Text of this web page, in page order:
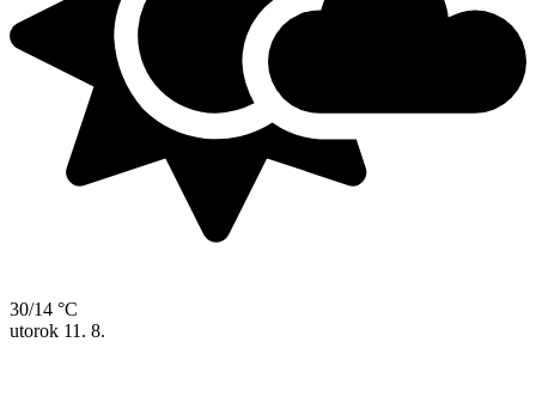
30/14 °C
utorok 11. 8.